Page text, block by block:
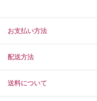
お支払い方法
配送方法
送料について